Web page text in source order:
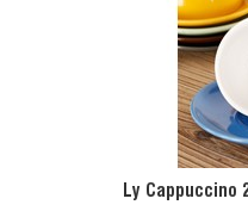
Ly Cappuccino